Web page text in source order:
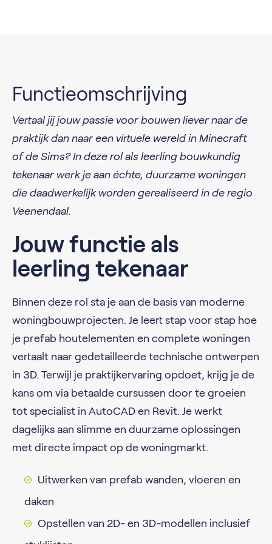
Functieomschrijving
Vertaal jij jouw passie voor bouwen liever naar de
praktijk dan naar een virtuele wereld in Minecraft
of de Sims? In deze rol als leerling bouwkundig
tekenaar werk je aan échte, duurzame woningen
die daadwerkelijk worden gerealiseerd in de regio
Veenendaal.
Jouw functie als
leerling tekenaar
Binnen deze rol sta je aan de basis van moderne
woningbouwprojecten. Je leert stap voor stap hoe
je prefab houtelementen en complete woningen
vertaalt naar gedetailleerde technische ontwerpen
in 3D. Terwijl je praktijkervaring opdoet, krijg je de
kans om via betaalde cursussen door te groeien
tot specialist in AutoCAD en Revit. Je werkt
dagelijks aan slimme en duurzame oplossingen
met directe impact op de woningmarkt.
Uitwerken van prefab wanden, vloeren en
daken
Opstellen van 2D- en 3D-modellen inclusief